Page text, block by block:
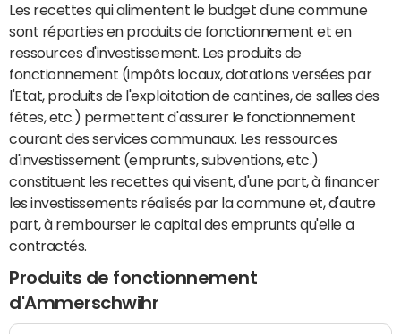
Les recettes qui alimentent le budget d'une commune
sont réparties en produits de fonctionnement et en
ressources d'investissement. Les produits de
fonctionnement (impôts locaux, dotations versées par
l'Etat, produits de l'exploitation de cantines, de salles des
fêtes, etc.) permettent d'assurer le fonctionnement
courant des services communaux. Les ressources
d'investissement (emprunts, subventions, etc.)
constituent les recettes qui visent, d'une part, à financer
les investissements réalisés par la commune et, d'autre
part, à rembourser le capital des emprunts qu'elle a
contractés.
Produits de fonctionnement
d'Ammerschwihr